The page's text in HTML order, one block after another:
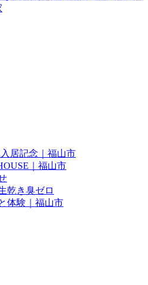
居記念｜福山市
｜福山市
乾き臭ゼロ
体験｜福山市